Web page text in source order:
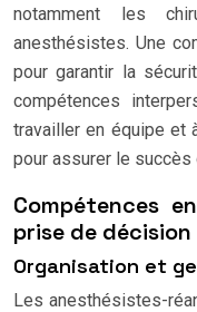
notamment les
anesthésistes. Une
pour garantir la
compétences
travailler en équipe et
pour assurer le
Compétences
prise de décision
Organisation et
Les anesthésistes-